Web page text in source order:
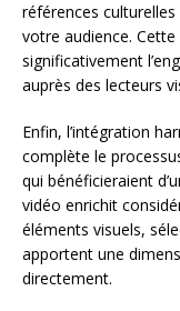
références
votre audience.
significativement
auprès des lecteurs
Enfin, l’intégration
complète le
qui bénéficieraient
vidéo enrichit
éléments visuels,
apportent une
directement.